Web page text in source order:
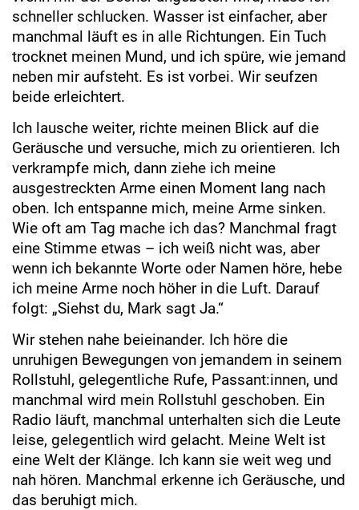
schneller schlucken. Wasser ist einfacher, aber
manchmal läuft es in alle Richtungen. Ein Tuch
trocknet meinen Mund, und ich spüre, wie jemand
neben mir aufsteht. Es ist vorbei. Wir seufzen
beide erleichtert.
Ich lausche weiter, richte meinen Blick auf die
Geräusche und versuche, mich zu orientieren. Ich
verkrampfe mich, dann ziehe ich meine
ausgestreckten Arme einen Moment lang nach
oben. Ich entspanne mich, meine Arme sinken.
Wie oft am Tag mache ich das? Manchmal fragt
eine Stimme etwas – ich weiß nicht was, aber
wenn ich bekannte Worte oder Namen höre, hebe
ich meine Arme noch höher in die Luft. Darauf
folgt: „Siehst du, Mark sagt Ja.“
Wir stehen nahe beieinander. Ich höre die
unruhigen Bewegungen von jemandem in seinem
Rollstuhl, gelegentliche Rufe, Passant:innen, und
manchmal wird mein Rollstuhl geschoben. Ein
Radio läuft, manchmal unterhalten sich die Leute
leise, gelegentlich wird gelacht. Meine Welt ist
eine Welt der Klänge. Ich kann sie weit weg und
nah hören. Manchmal erkenne ich Geräusche, und
das beruhigt mich.